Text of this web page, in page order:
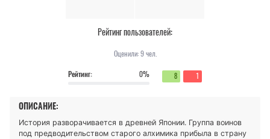
Рейтинг пользователей:
Оценили:9чел.
Рейтинг:
0% 8 1
ОПИСАНИЕ:
История разворачивается в древней Японии. Группа воинов
под предводительством старого алхимика прибыла в страну